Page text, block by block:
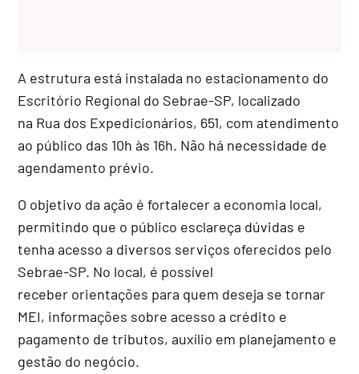
A estrutura está instalada no estacionamento do
Escritório Regional do Sebrae-SP, localizado
na Rua dos Expedicionários, 651, com atendimento
ao público das 10h às 16h. Não há necessidade de
agendamento prévio.
O objetivo da ação é fortalecer a economia local,
permitindo que o público esclareça dúvidas e
tenha acesso a diversos serviços oferecidos pelo
Sebrae-SP. No local, é possível
receber orientações para quem deseja se tornar
MEI, informações sobre acesso a crédito e
pagamento de tributos, auxílio em planejamento e
gestão do negócio.